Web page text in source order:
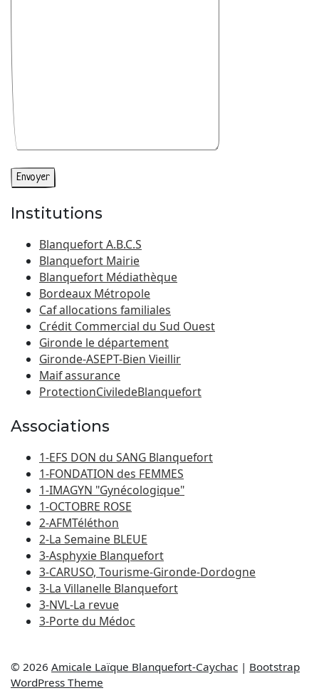
Institutions
Blanquefort A.B.C.S
Blanquefort Mairie
Blanquefort Médiathèque
Bordeaux Métropole
Caf allocations familiales
Crédit Commercial du Sud Ouest
Gironde le département
Gironde-ASEPT-Bien Vieillir
Maif assurance
ProtectionCiviledeBlanquefort
Associations
1-EFS DON du SANG Blanquefort
1-FONDATION des FEMMES
1-IMAGYN "Gynécologique"
1-OCTOBRE ROSE
2-AFMTéléthon
2-La Semaine BLEUE
3-Asphyxie Blanquefort
3-CARUSO, Tourisme-Gironde-Dordogne
3-La Villanelle Blanquefort
3-NVL-La revue
3-Porte du Médoc
© 2026 Amicale Laïque Blanquefort-Caychac | Bootstrap
WordPress Theme